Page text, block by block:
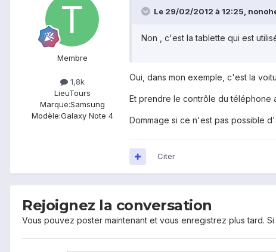
Membre
1,8k
LieuTours
Marque:Samsung
Modèle:Galaxy Note 4
Le 29/02/2012 à 12:25,
Non , c'est la tablette qui est
Oui, dans mon exemple, c'est la
Et prendre le contrôle du téléphone
Dommage si ce n'est pas possible
Citer
Rejoignez la conversation
Vous pouvez poster maintenant et vous enregistrez plus tard.